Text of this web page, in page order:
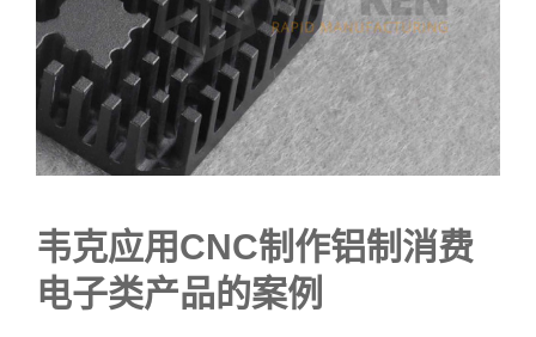
韦克应用CNC制作铝制消费
电子类产品的案例